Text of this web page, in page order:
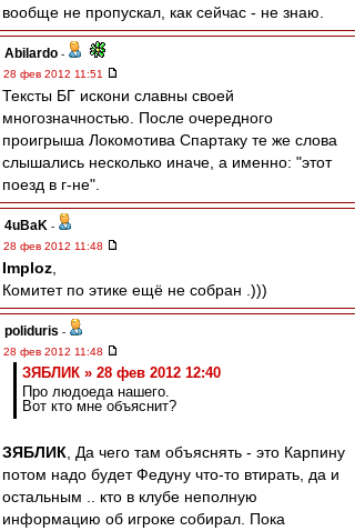
вообще не пропускал, как сейчас - не знаю.
Abilardo -
28 фев 2012 11:51
Тексты БГ искони славны своей
многозначностью. После очередного
проигрыша Локомотива Спартаку те же слова
слышались несколько иначе, а именно: "этот
поезд в г-не".
4uBaK -
28 фев 2012 11:48
Imploz
Комитет по этике ещё не собран .)))
poliduris -
28 фев 2012 11:48
ЗЯБЛИК » 28 фев 2012 12:40
Про людоеда нашего.
Вот кто мне объяснит?
ЗЯБЛИК , Да чего там объяснять - это Карпину
потом надо будет Федуну что-то втирать, да и
остальным .. кто в клубе неполную
информацию об игроке собирал. Пока